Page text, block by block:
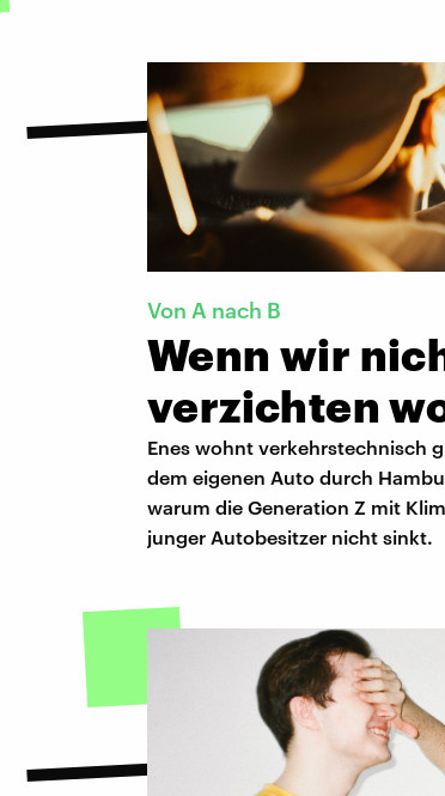
Von A nach B
Wenn wir
verzichten
Enes wohnt verkehrstechnisch
dem eigenen Auto durch
warum die Generation Z mit
junger Autobesitzer nicht sinkt.